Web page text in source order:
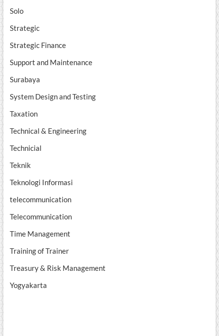
Solo
Strategic
Strategic Finance
Support and Maintenance
Surabaya
System Design and Testing
Taxation
Technical & Engineering
Technicial
Teknik
Teknologi Informasi
telecommunication
Telecommunication
Time Management
Training of Trainer
Treasury & Risk Management
Yogyakarta